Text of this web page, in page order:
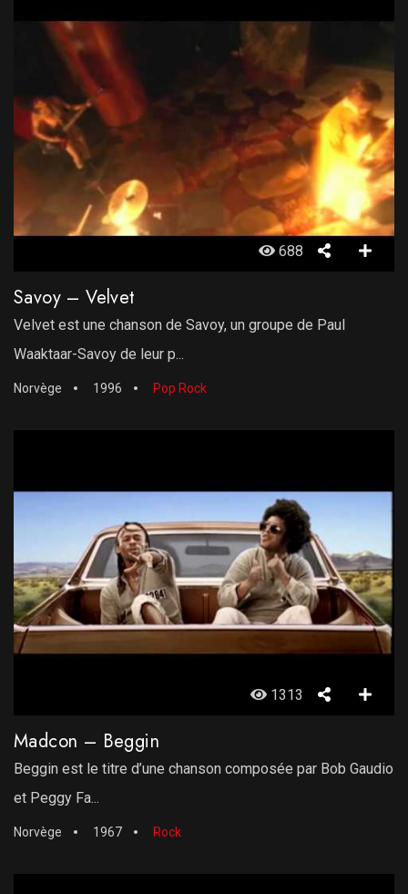
688
Savoy – Velvet
Velvet est une chanson de Savoy, un groupe de Paul
Waaktaar-Savoy de leur p...
Norvège 1996 Pop Rock
1313
Madcon – Beggin
Beggin est le titre d’une chanson composée par Bob Gaudio
et Peggy Fa...
Norvège 1967 Rock